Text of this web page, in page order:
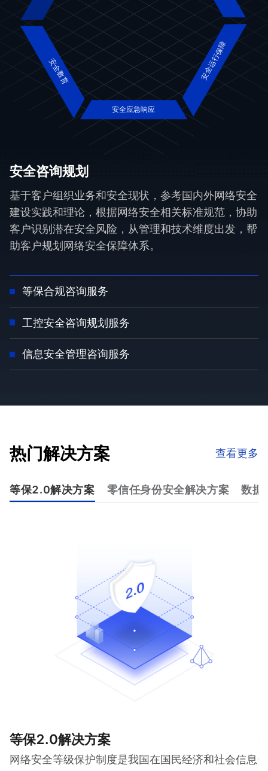
安全咨询规划
基于客户组织业务和安全现状，参考国内外网络安全
建设实践和理论，根据网络安全相关标准规范，协助
客户识别潜在安全风险，从管理和技术维度出发，帮
助客户规划网络安全保障体系。
等保合规咨询服务
工控安全咨询规划服务
信息安全管理咨询服务
安全运行保障
安全应急响应
安全教育
热门解决方案 查看更多
等保2.0解决方案 零信任身份安全解决方案 数据
等保2.0解决方案
网络安全等级保护制度是我国在国民经济和社会信息